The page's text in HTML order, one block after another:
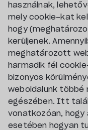
használnak,
mely cookie-kat
hogy
kerüljenek.
meghatározott
harmadik fél
bizonyos
weboldalunk többé
egészében. Itt
vonatkozóan, hogy
esetében hogyan